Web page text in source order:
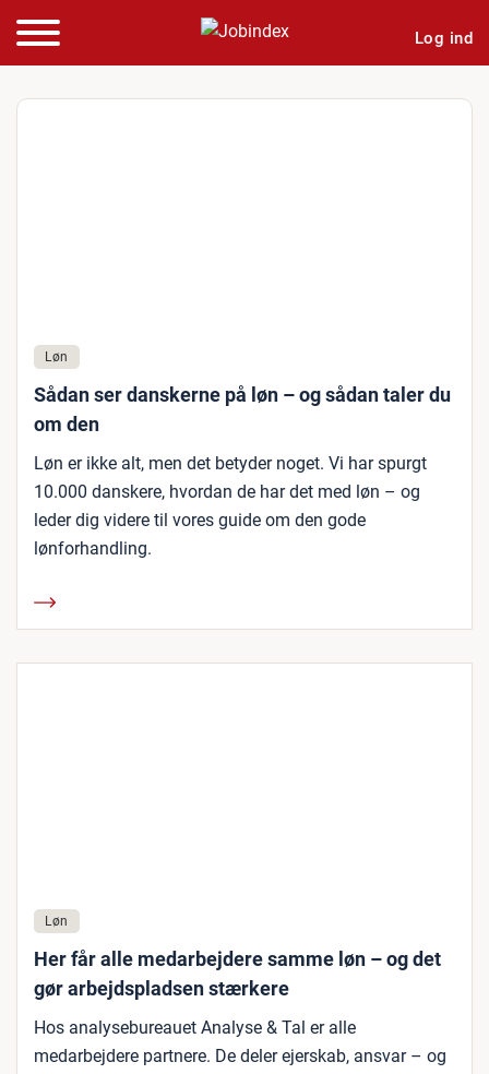
Log ind
Løn
Sådan ser danskerne på løn – og sådan taler du
om den
Løn er ikke alt, men det betyder noget. Vi har spurgt
10.000 danskere, hvordan de har det med løn – og
leder dig videre til vores guide om den gode
lønforhandling.
Løn
Her får alle medarbejdere samme løn – og det
gør arbejdspladsen stærkere
Hos analysebureauet Analyse & Tal er alle
medarbejdere partnere. De deler ejerskab, ansvar – og